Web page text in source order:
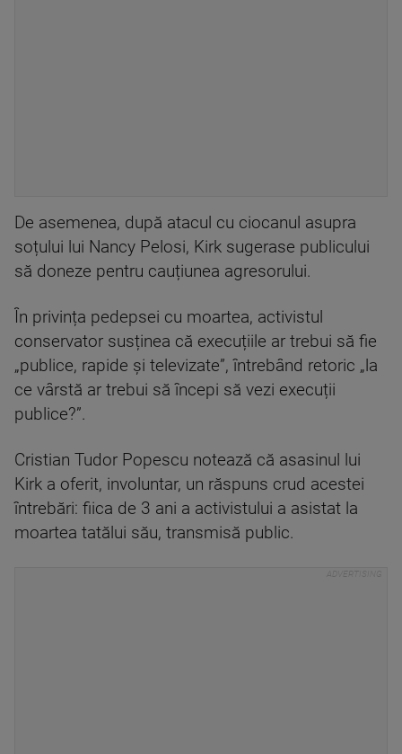
De asemenea, după atacul cu ciocanul asupra
soțului lui Nancy Pelosi, Kirk sugerase publicului
să doneze pentru cauțiunea agresorului.
În privința pedepsei cu moartea, activistul
conservator susținea că execuțiile ar trebui să fie
„publice, rapide și televizate”, întrebând retoric „la
ce vârstă ar trebui să începi să vezi execuții
publice?”.
Cristian Tudor Popescu notează că asasinul lui
Kirk a oferit, involuntar, un răspuns crud acestei
întrebări: fiica de 3 ani a activistului a asistat la
moartea tatălui său, transmisă public.